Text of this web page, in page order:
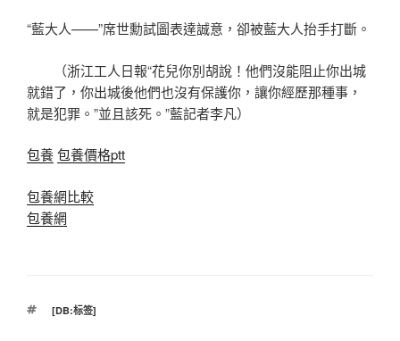
“藍大人——”席世勳試圖表達誠意，卻被藍大人抬手打斷。
（浙江工人日報“花兒你別胡說！他們沒能阻止你出城
就錯了，你出城後他們也沒有保護你，讓你經歷那種事，
就是犯罪。”並且該死。”藍記者李凡）
包養包養價格ptt
包養網比較
包養網
標
[DB:标签]